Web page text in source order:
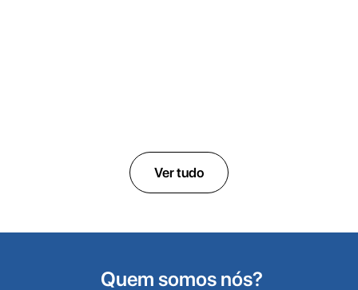
Ver tudo
Quem somos nós?